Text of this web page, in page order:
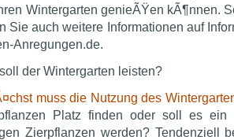
Wintergarten genieÃŸen kÃ¶nnen.
Sie auch weitere Informationen auf
Anregungen.de.
der Wintergarten leisten?
muss die Nutzung des
Platz finden oder soll es ein
Zierpflanzen werden? Tendenziell